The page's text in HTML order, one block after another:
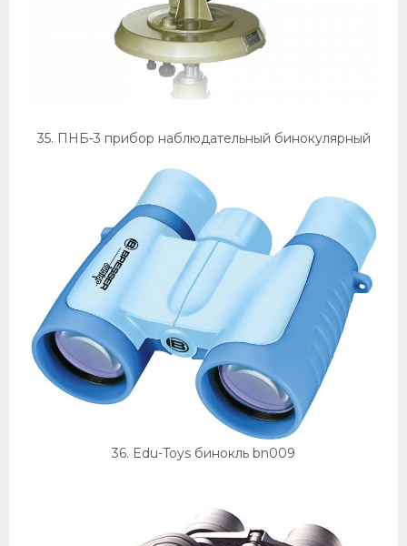
35. ПНБ-3 прибор наблюдательный бинокулярный
36. Edu-Toys бинокль bn009